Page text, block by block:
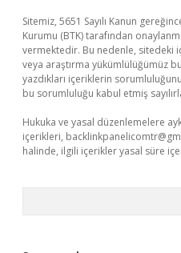
Sitemiz, 5651 Sayılı Kanun
Kurumu (BTK) tarafından
vermektedir. Bu nedenle, sitedeki
veya araştırma yükümlülüğümüz
yazdıkları içeriklerin
bu sorumluluğu kabul etmiş
Hukuka ve yasal düzenlemelere
içerikleri,
halinde, ilgili içerikler yasal süre